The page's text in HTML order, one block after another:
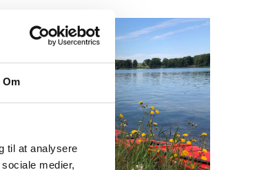
Om
til at analysere
medier,